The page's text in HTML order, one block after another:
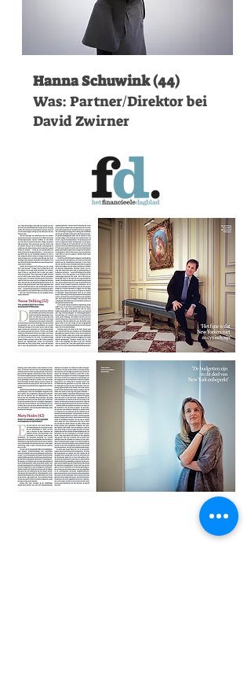
Hanna Schuwink (44)
Was: Partner/Direktor bei
David Zwirner